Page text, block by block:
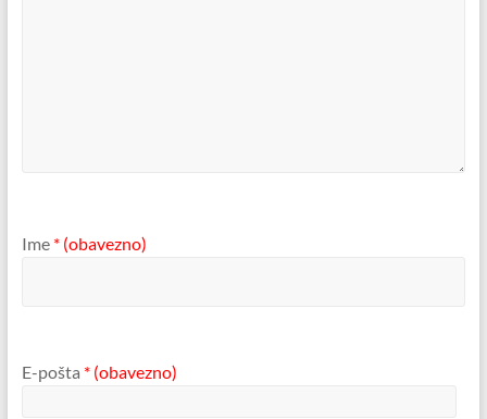
Ime * (obavezno)
E-pošta * (obavezno)